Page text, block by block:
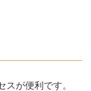
が便利です。